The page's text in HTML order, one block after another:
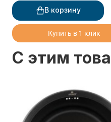
В корзину
Купить в 1 клик
C этим